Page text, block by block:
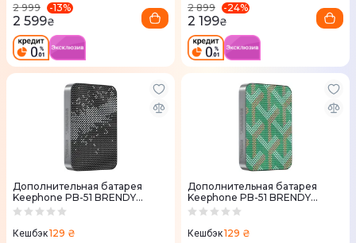
2 999
-13%
2 599₴
2 899
-24%
2 199₴
Дополнительная батарея
Keephone PB-51 BRENDY
10000 мАч Meteor
Кешбэк129 ₴
Дополнительная батарея
Keephone PB-51 BRENDY
10000mAh Moss
Кешбэк129 ₴